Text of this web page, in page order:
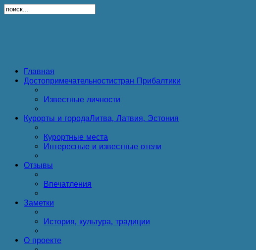
Главная
Достопримечательностистран Прибалтики
Известные личности
Курорты и городаЛитва, Латвия, Эстония
Курортные места
Интересные и известные отели
Отзывы
Впечатления
Заметки
История, культура, традиции
О проекте